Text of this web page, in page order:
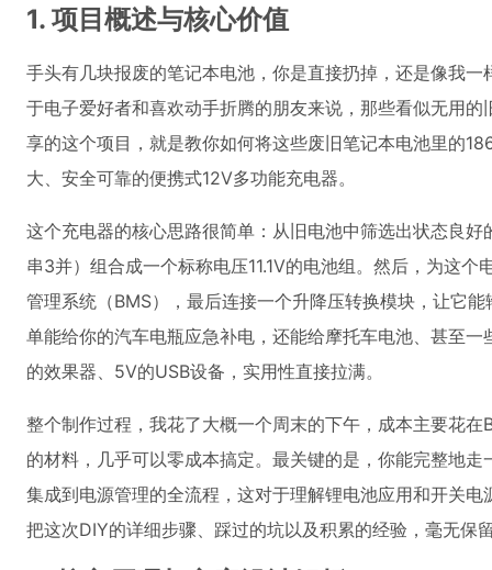
1. 项目概述与核心价值
手头有几块报废的笔记本电池，你是直接扔掉，还是像我一
于电子爱好者和喜欢动手折腾的朋友来说，那些看似无用的
享的这个项目，就是教你如何将这些废旧笔记本电池里的
大、安全可靠的便携式12V多功能充电器。
这个充电器的核心思路很简单：从旧电池中筛选出状态良
串3并）组合成一个标称电压11.1V的电池组。然后，为这
管理系统（BMS），最后连接一个升降压转换模块，让它
单能给你的汽车电瓶应急补电，还能给摩托车电池、甚至
的效果器、5V的USB设备，实用性直接拉满。
整个制作过程，我花了大概一个周末的下午，成本主要花
的材料，几乎可以零成本搞定。最关键的是，你能完整地
集成到电源管理的全流程，这对于理解锂电池应用和开关
把这次DIY的详细步骤、踩过的坑以及积累的经验，毫无保